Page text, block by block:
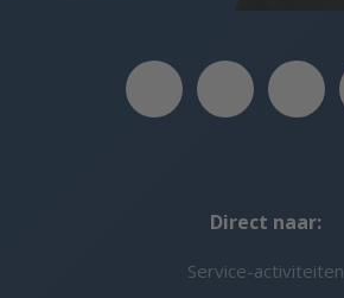
Direct naar:
Service-activiteiten